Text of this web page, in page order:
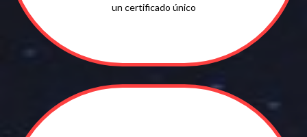
un certificado único